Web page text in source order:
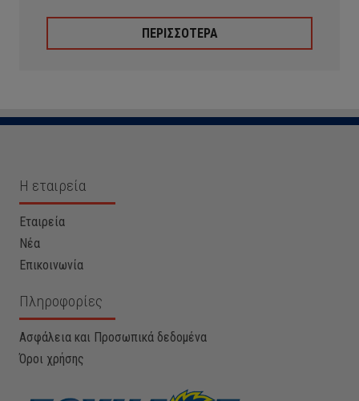
ΠΕΡΙΣΣΟΤΕΡΑ
Η εταιρεία
Εταιρεία
Νέα
Επικοινωνία
Πληροφορίες
Ασφάλεια και Προσωπικά δεδομένα
Όροι χρήσης